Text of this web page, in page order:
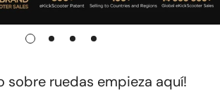
sobre ruedas empieza aquí!